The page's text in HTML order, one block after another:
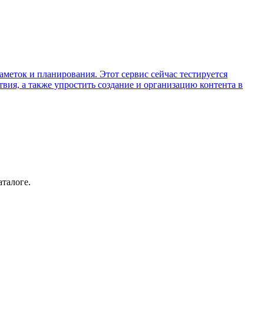
и планирования. Этот сервис сейчас тестируется
а также упростить создание и организацию контента в